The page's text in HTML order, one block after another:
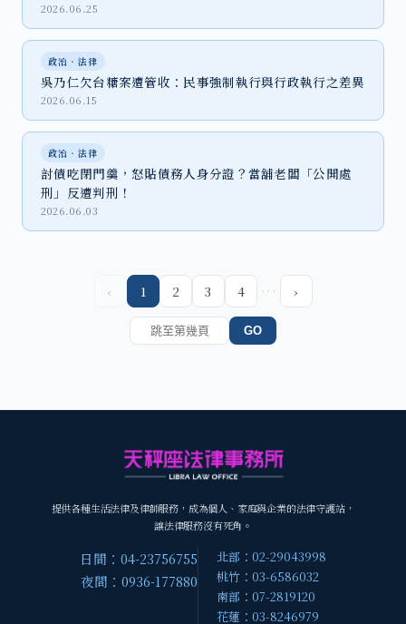
2026.06.25
政治‧法律
吳乃仁欠台糖案遭管收：民事強制執行與行政執行之差異
2026.06.15
政治‧法律
討債吃閉門羹，怒貼債務人身分證？當舖老闆「公開處
刑」反遭判刑！
2026.06.03
‹ 1 2 3 4 … ›
GO
提供各種生活法律及律師服務，成為個人、家庭與企業的法律守護站，
讓法律服務沒有死角。
日間：04-23756755
夜間：0936-177880
北部：02-29043998
桃竹：03-6586032
南部：07-2819120
花蓮：03-8246979